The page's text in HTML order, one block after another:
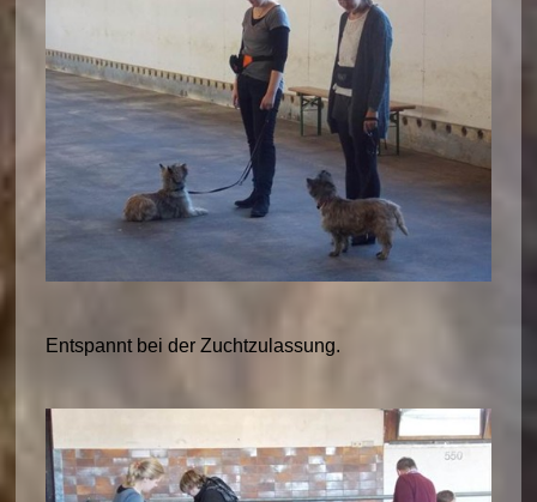
Entspannt bei der Zuchtzulassung.